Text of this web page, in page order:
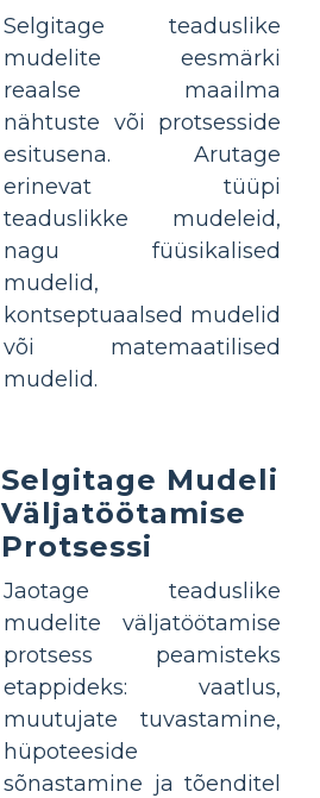
Selgitage teaduslike
mudelite eesmärki
reaalse maailma
nähtuste või protsesside
esitusena. Arutage
erinevat tüüpi
teaduslikke mudeleid,
nagu füüsikalised
mudelid,
kontseptuaalsed mudelid
või matemaatilised
mudelid.
Selgitage Mudeli
Väljatöötamise
Protsessi
Jaotage teaduslike
mudelite väljatöötamise
protsess peamisteks
etappideks: vaatlus,
muutujate tuvastamine,
hüpoteeside
sõnastamine ja tõenditel